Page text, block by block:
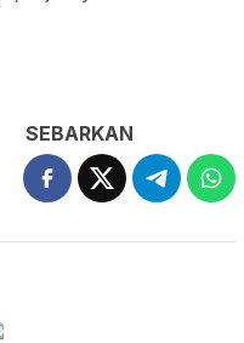
SEBARKAN